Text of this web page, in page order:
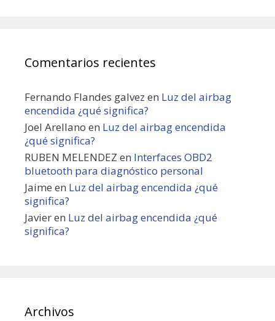
Comentarios recientes
Fernando Flandes galvez en Luz del airbag
encendida ¿qué significa?
Joel Arellano en Luz del airbag encendida
¿qué significa?
RUBEN MELENDEZ en Interfaces OBD2
bluetooth para diagnóstico personal
Jaime en Luz del airbag encendida ¿qué
significa?
Javieren Luz del airbag encendida ¿qué
significa?
Archivos